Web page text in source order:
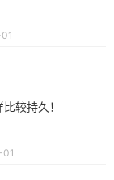
较持久！